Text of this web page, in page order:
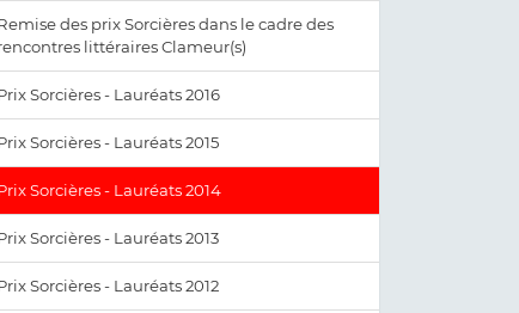
des prix Sorcières dans le cadre des
littéraires Clameur(s)
Sorcières - Lauréats 2016
Sorcières - Lauréats 2015
Sorcières - Lauréats 2014
Sorcières - Lauréats 2013
Sorcières - Lauréats 2012